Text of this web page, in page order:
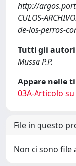
http://
CULOS-
de-los-perros-
Tutti gli autori
Mussa P.P.
Appare nelle
03A-Articolo su
File in questo
Non ci sono file